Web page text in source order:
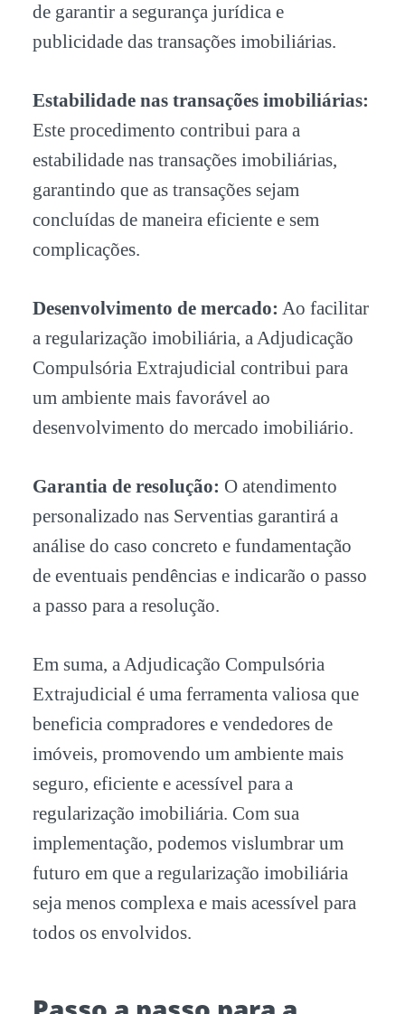
de garantir a segurança jurídica e
publicidade das transações imobiliárias.
Estabilidade nas transações imobiliárias:
Este procedimento contribui para a
estabilidade nas transações imobiliárias,
garantindo que as transações sejam
concluídas de maneira eficiente e sem
complicações.
Desenvolvimento de mercado: Ao facilitar
a regularização imobiliária, a Adjudicação
Compulsória Extrajudicial contribui para
um ambiente mais favorável ao
desenvolvimento do mercado imobiliário.
Garantia de resolução: O atendimento
personalizado nas Serventias garantirá a
análise do caso concreto e fundamentação
de eventuais pendências e indicarão o passo
a passo para a resolução.
Em suma, a Adjudicação Compulsória
Extrajudicial é uma ferramenta valiosa que
beneficia compradores e vendedores de
imóveis, promovendo um ambiente mais
seguro, eficiente e acessível para a
regularização imobiliária. Com sua
implementação, podemos vislumbrar um
futuro em que a regularização imobiliária
seja menos complexa e mais acessível para
todos os envolvidos.